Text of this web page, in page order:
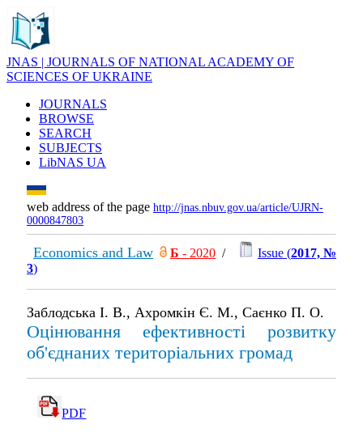
JNAS | JOURNALS OF NATIONAL ACADEMY OF
SCIENCES OF UKRAINE
JOURNALS
BROWSE
SEARCH
SUBJECTS
LibNAS UA
web address of the page http://jnas.nbuv.gov.ua/article/UJRN-
0000847803
Economics and Law Б - 2020 / Issue (2017, №
3)
Заблодська І. В., Ахромкін Є. М., Саєнко П. О.
Оцінювання ефективності розвитку
об'єднаних територіальних громад
PDF